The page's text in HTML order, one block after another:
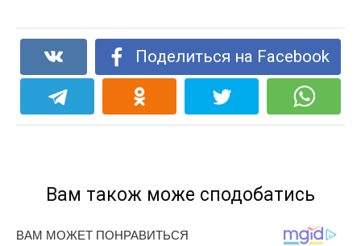
Поделиться на Facebook
Вам також може сподобатись